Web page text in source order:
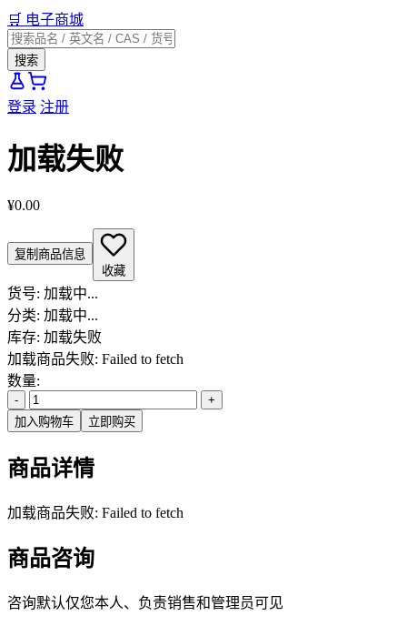
🛒 电子商城
搜索
登录 注册
加载失败
¥0.00
复制商品信息
收藏
货号: 加载中...
分类: 加载中...
库存: 加载失败
加载商品失败: Failed to fetch
数量:
-
+
加入购物车
立即购买
商品详情
加载商品失败: Failed to fetch
商品咨询
咨询默认仅您本人、负责销售和管理员可见